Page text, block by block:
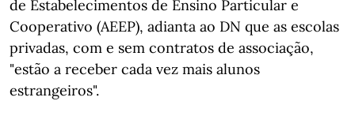
de Estabelecimentos de Ensino Particular e
Cooperativo (AEEP), adianta ao DN que as escolas
privadas, com e sem contratos de associação,
"estão a receber cada vez mais alunos
estrangeiros".